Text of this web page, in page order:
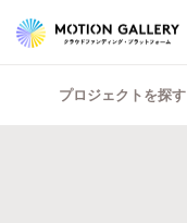
プロジェクトを探す